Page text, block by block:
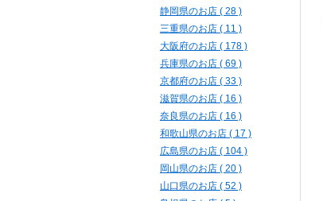
静岡県のお店 ( 28 )
三重県のお店 ( 11 )
大阪府のお店 ( 178 )
兵庫県のお店 ( 69 )
京都府のお店 ( 33 )
滋賀県のお店 ( 16 )
奈良県のお店 ( 16 )
和歌山県のお店 ( 17 )
広島県のお店 ( 104 )
岡山県のお店 ( 20 )
山口県のお店 ( 52 )